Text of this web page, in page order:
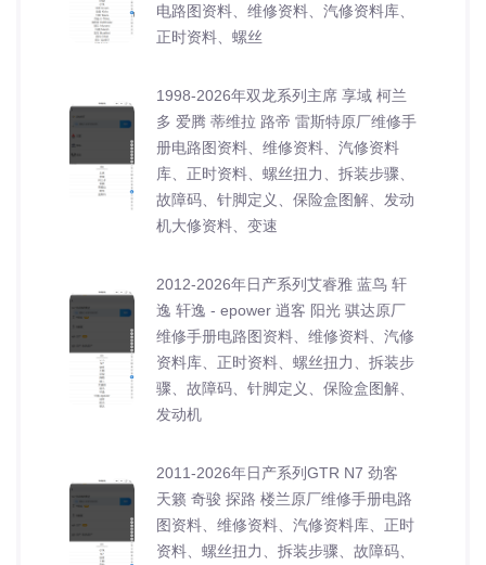
电路图资料、维修资料、汽修资料库、
正时资料、螺丝
1998-2026年双龙系列主席 享域 柯兰
多 爱腾 蒂维拉 路帝 雷斯特原厂维修手
册电路图资料、维修资料、汽修资料
库、正时资料、螺丝扭力、拆装步骤、
故障码、针脚定义、保险盒图解、发动
机大修资料、变速
2012-2026年日产系列艾睿雅 蓝鸟 轩
逸 轩逸 - epower 逍客 阳光 骐达原厂
维修手册电路图资料、维修资料、汽修
资料库、正时资料、螺丝扭力、拆装步
骤、故障码、针脚定义、保险盒图解、
发动机
2011-2026年日产系列GTR N7 劲客
天籁 奇骏 探路 楼兰原厂维修手册电路
图资料、维修资料、汽修资料库、正时
资料、螺丝扭力、拆装步骤、故障码、